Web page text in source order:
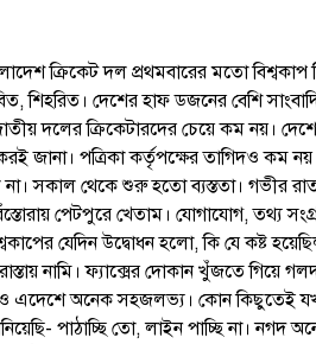
ক্রিকেট দল প্রথমবারের মতো বিশ্বকাপ
শিহরিত। দেশের হাফ ডজনের বেশি
দলের ক্রিকেটারদের চেয়ে কম নয়।
জানা। পত্রিকা কর্তৃপক্ষের তাগিদও কম
সকাল থেকে শুরু হতো ব্যস্ততা। গভীর
পেটপুরে খেতাম। যোগাযোগ, তথ্য
যেদিন উদ্বোধন হলো, কি যে কষ্ট
রাস্তায় নামি। ফ্যাক্সের দোকান খুঁজতে গিয়ে
এদেশে অনেক সহজলভ্য। কোন কিছুতেই
পাঠাচ্ছি তো, লাইন পাচ্ছি না।